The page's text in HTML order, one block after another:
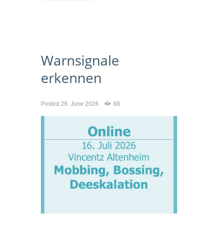
Warnsignale
erkennen
Posted 26. June 2026 88